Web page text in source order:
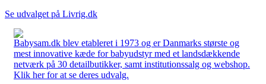
Se udvalget på Livrig.dk
Babysam.dk blev etableret i 1973 og er Danmarks største og
mest innovative kæde for babyudstyr med et landsdækkende
netværk på 30 detailbutikker, samt institutionssalg og webshop.
Klik her for at se deres udvalg.